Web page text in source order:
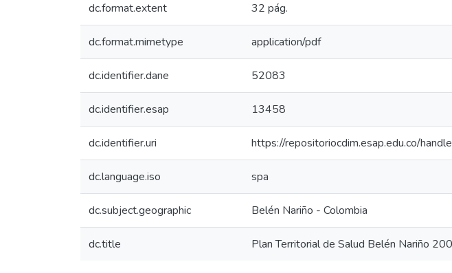
dc.format.extent 32 pág.
dc.format.mimetype application/pdf
dc.identifier.dane 52083
dc.identifier.esap 13458
dc.identifier.uri https://repositoriocdim.esap.edu.co/
dc.language.iso spa
dc.subject.geographic Belén Nariño - Colombia
dc.title Plan Territorial de Salud Belén Nariño